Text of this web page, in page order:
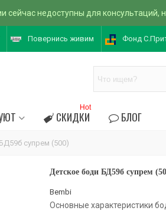
недоступны для консультаций,
Повернись живим Фонд
СКИДКИ
Hot
БЛОГ
супрем (500)
Детское боди БД59б супрем
Bembi
Основные характеристики